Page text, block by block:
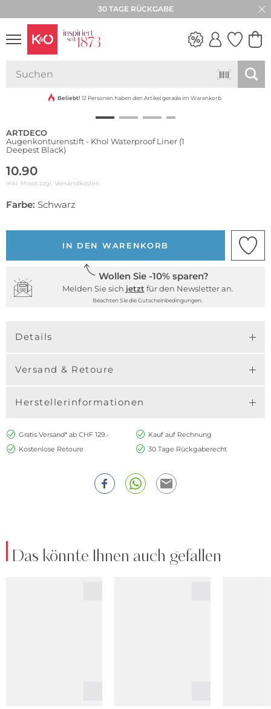
30 TAGE RÜCKGABE
VIBES
Wasserfest
Beliebt! 12 Personen haben den Artikel gerade im Warenkorb
ARTDECO
Augenkonturenstift - Khol Waterproof Liner (1
Deepest Black)
10.90
inkl. Mwst zzgl. Versandkosten
Farbe: Schwarz
IN DEN WARENKORB
Wollen Sie -10% sparen?
Melden Sie sich jetzt für den Newsletter an.
Beachten Sie die Gutscheinbedingungen.
Details
Versand & Retoure
Herstellerinformationen
Gratis Versand* ab CHF 129.-
Kauf auf Rechnung
Kostenlose Retoure
30 Tage Rückgaberecht
Das könnte Ihnen auch gefallen